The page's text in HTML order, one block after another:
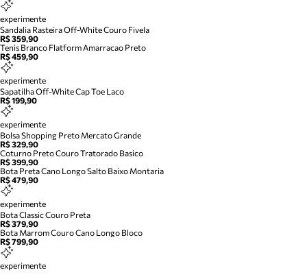
experimente
Sandalia Rasteira Off-White Couro Fivela
R$ 359,90
Tenis Branco Flatform Amarracao Preto
R$ 459,90
experimente
Sapatilha Off-White Cap Toe Laco
R$ 199,90
experimente
Bolsa Shopping Preto Mercato Grande
R$ 329,90
Coturno Preto Couro Tratorado Basico
R$ 399,90
Bota Preta Cano Longo Salto Baixo Montaria
R$ 479,90
experimente
Bota Classic Couro Preta
R$ 379,90
Bota Marrom Couro Cano Longo Bloco
R$ 799,90
experimente